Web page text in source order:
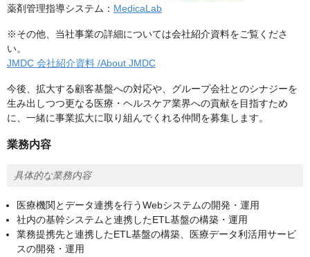
薬剤管理指導システム： MedicaLab
※その他、当社事業の詳細については会社紹介資料をご覧くださ
い。
JMDC 会社紹介資料 /About JMDC
今後、拡大する顧客基盤への対応や、グループ会社とのシナジーを
生み出しつつ更なる医療・ヘルスケア業界への貢献を目指すため
に、一緒に事業拡大に取り組んでくれる仲間を募集します。
業務内容
具体的な業務内容
医療機関とデータ連携を行うWebシステムの開発・運用
社内の基幹システムと連携したETL基盤の構築・運用
業務提携先と連携したETL基盤の構築、医療データ利活用サービ
スの開発・運用